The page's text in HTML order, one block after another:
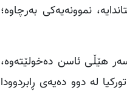
لە ناو پارێزگای کوردستاندایە، نموونەیەکی بەرچاوە؛
هێڵی ئاسن دەخولێتەوە،
لە دوو دەیەی ڕابردوودا